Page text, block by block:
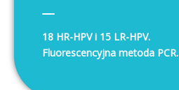
18 HR-HPV i 15 LR-HPV.
Fluorescencyjna metoda PCR.